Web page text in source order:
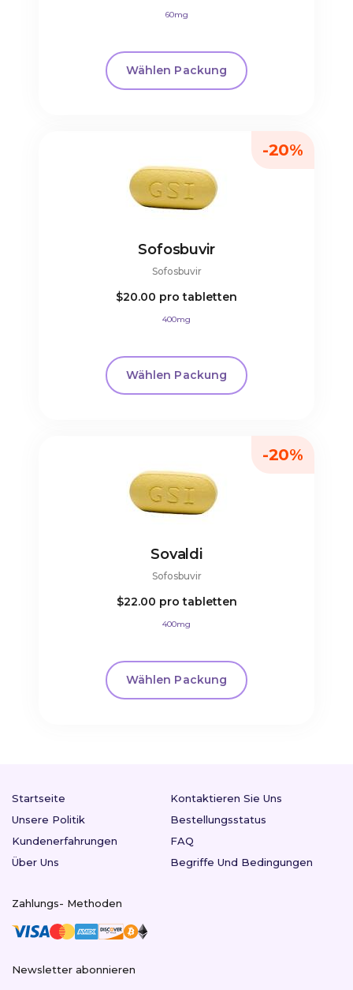
60mg
Wählen Packung
Sofosbuvir
Sofosbuvir
$20.00 pro tabletten
400mg
Wählen Packung
-20%
Sovaldi
Sofosbuvir
$22.00 pro tabletten
400mg
Wählen Packung
-20%
Startseite
Kontaktieren Sie Uns
Unsere Politik
Bestellungsstatus
Kundenerfahrungen
FAQ
Über Uns
Begriffe Und Bedingungen
Zahlungs- Methoden
Newsletter abonnieren